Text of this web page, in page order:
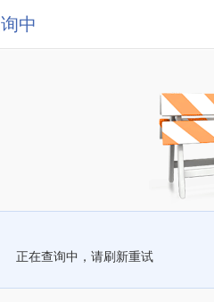
中
正在查询中，请刷新重试